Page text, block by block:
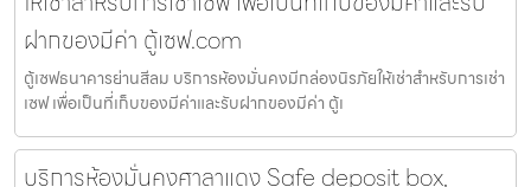
ฝากของมีค่า ตู้เซฟ.com
ตู้เซฟธนาคารย่านสีลม บริการห้องมั่นคงมีกล่องนิรภัยให้เช่าสำหรับการเช่า
เซฟ เพื่อเป็นที่เก็บของมีค่าและรับฝากของมีค่า ตู้เ
บริการห้องมั่นคงศาลาแดง Safe deposit box,